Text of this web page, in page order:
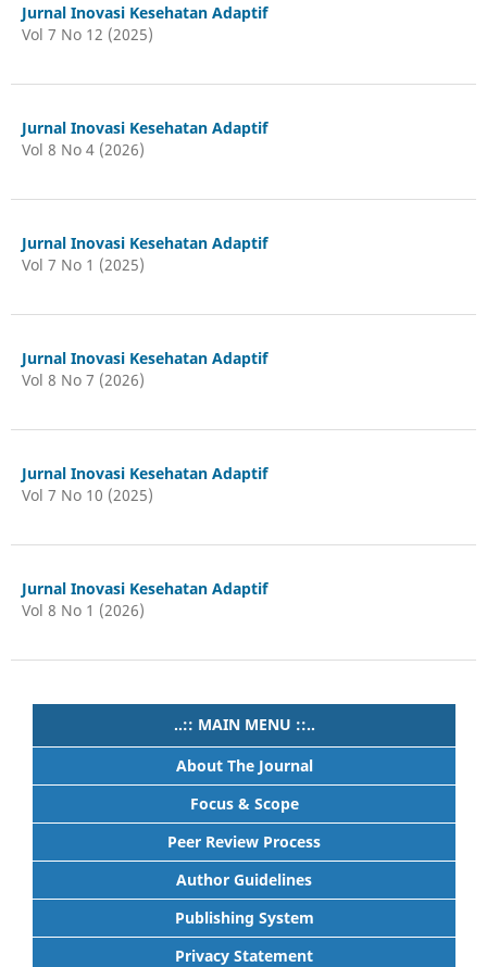
Jurnal Inovasi Kesehatan Adaptif
Vol 7 No 12 (2025)
Jurnal Inovasi Kesehatan Adaptif
Vol 8 No 4 (2026)
Jurnal Inovasi Kesehatan Adaptif
Vol 7 No 1 (2025)
Jurnal Inovasi Kesehatan Adaptif
Vol 8 No 7 (2026)
Jurnal Inovasi Kesehatan Adaptif
Vol 7 No 10 (2025)
Jurnal Inovasi Kesehatan Adaptif
Vol 8 No 1 (2026)
..:: MAIN MENU ::..
About The Journal
Focus & Scope
Peer Review Process
Author Guidelines
Publishing System
Privacy Statement